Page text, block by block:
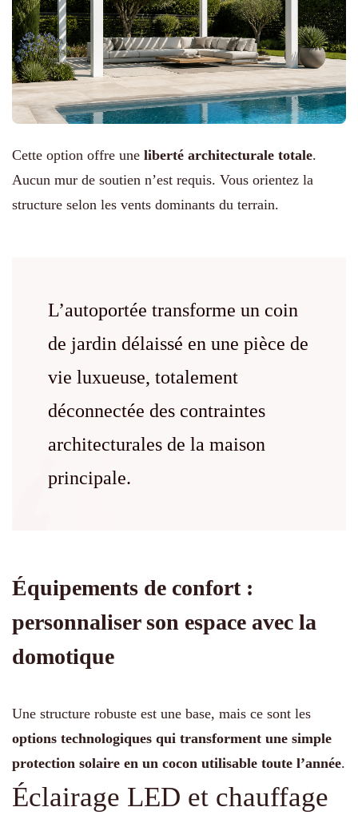
Cette option offre une liberté architecturale totale.
Aucun mur de soutien n’est requis. Vous orientez la
structure selon les vents dominants du terrain.
L’autoportée transforme un coin
de jardin délaissé en une pièce de
vie luxueuse, totalement
déconnectée des contraintes
architecturales de la maison
principale.
Équipements de confort :
personnaliser son espace avec la
domotique
Une structure robuste est une base, mais ce sont les
options technologiques qui transforment une simple
protection solaire en un cocon utilisable toute l’année.
Éclairage LED et chauffage